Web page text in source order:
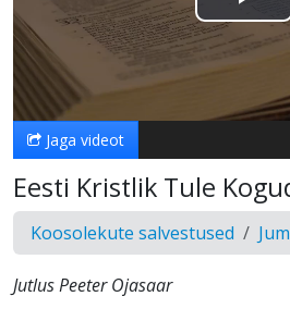
Jaga videot
Eesti Kristlik Tule
Koosolekute salvestused
Jutlus Peeter Ojasaar